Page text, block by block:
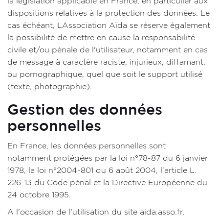
dispositions relatives à la protection des données. Le
cas échéant, LAssociation Aïda se réserve également
la possibilité de mettre en cause la responsabilité
civile et/ou pénale de l'utilisateur, notamment en cas
de message à caractère raciste, injurieux, diffamant,
ou pornographique, quel que soit le support utilisé
(texte, photographie).
Gestion des données
personnelles
En France, les données personnelles sont
notamment protégées par la loi n°78-87 du 6 janvier
1978, la loi n°2004-801 du 6 août 2004, l'article L.
226-13 du Code pénal et la Directive Européenne du
24 octobre 1995.
A l'occasion de l'utilisation du site aida.asso.fr,